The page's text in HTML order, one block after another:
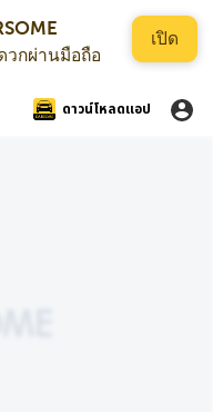
วกผ่านมือถือ
เปิด
ดาวน์โหลดแอป